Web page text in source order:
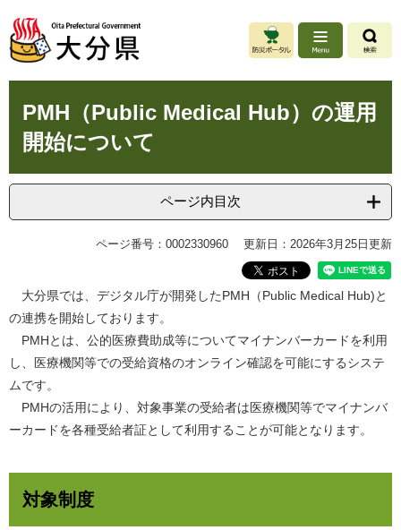
ジ
先
ュ
を
本
へ
PMH（Public Medical Hub）の運用
開始について
ページ内目次
ページ番号：0002330960 更新日：2026年3月25日更新
大分県では、デジタル庁が開発したPMH（Public Medical Hub)と
の連携を開始しております。
PMHとは、公的医療費助成等についてマイナンバーカードを利用
し、医療機関等での受給資格のオンライン確認を可能にするシステ
ムです。
PMHの活用により、対象事業の受給者は医療機関等でマイナンバ
ーカードを各種受給者証として利用することが可能となります。
対象制度